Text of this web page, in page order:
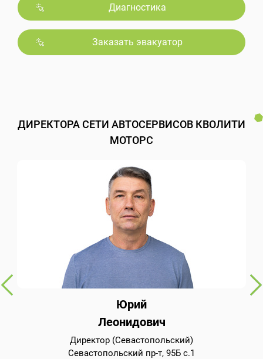
Диагностика
Заказать эвакуатор
ДИРЕКТОРА СЕТИ АВТОСЕРВИСОВ КВОЛИТИ
МОТОРС
Юрий
Леонидович
Директор (Севастопольский)
Севастопольский пр-т, 95Б с.1